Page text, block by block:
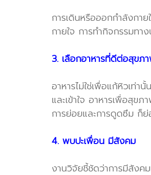
การเดินหรือออกกำลังกา
กายใจ การทำกิจกรรมทา
3. เลือกอาหารที่ดีต่อสุขภ
อาหารไม่ใช่เพื่อแก้หิวเท่
และเข้าใจ อาหารเพื่อสุข
การย่อยและการดูดซึม ก็
4. พบปะเพื่อน มีสังคม
งานวิจัยชี้ชัดว่าการมีสังค